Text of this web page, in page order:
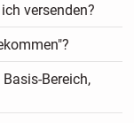
versenden?
Bereich,